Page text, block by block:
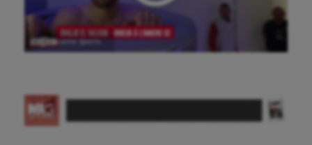
Athlétisme
Auto
Balle à la main
Ballon au poing
Ⓒ Gazette Sports